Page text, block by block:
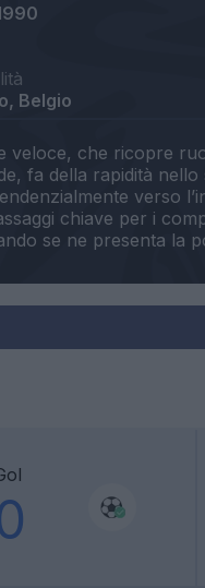
Belgio
veloce, che ricopre
fa della rapidità
verso
chiave per i